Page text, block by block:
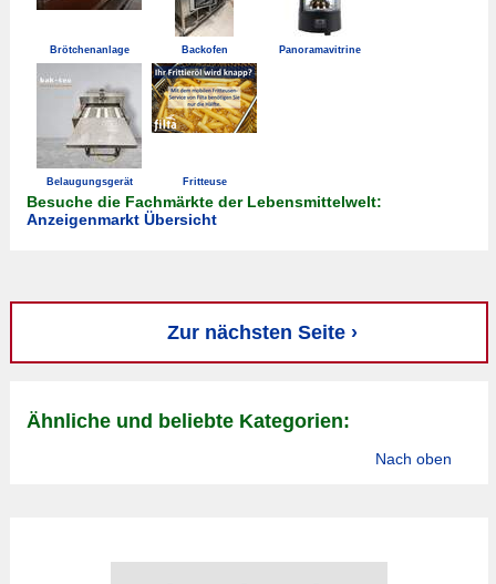
Brötchenanlage Backofen Panoramavitrine
Belaugungsgerät Fritteuse
Besuche die Fachmärkte der Lebensmittelwelt:
Anzeigenmarkt Übersicht
Zur nächsten Seite ›
Ähnliche und beliebte Kategorien:
Nach oben